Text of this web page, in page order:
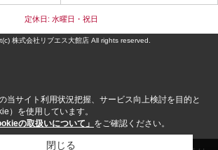
定休日: 水曜日・祝日
株式会社リブエス大館店 All rights reserved.
当サイト利用状況把握、サービス向上検討を目的と
）を使用しています。
の取扱いについて」 をご確認ください。
閉じる